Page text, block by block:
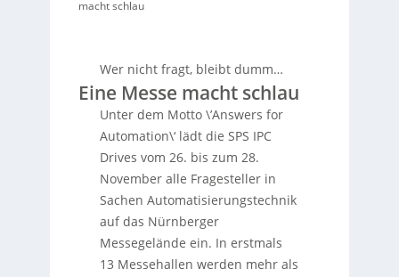
macht schlau
Wer nicht fragt, bleibt dumm…
Eine Messe macht schlau
Unter dem Motto \’Answers for
Automation\‘ lädt die SPS IPC
Drives vom 26. bis zum 28.
November alle Fragesteller in
Sachen Automatisierungstechnik
auf das Nürnberger
Messegelände ein. In erstmals
13 Messehallen werden mehr als